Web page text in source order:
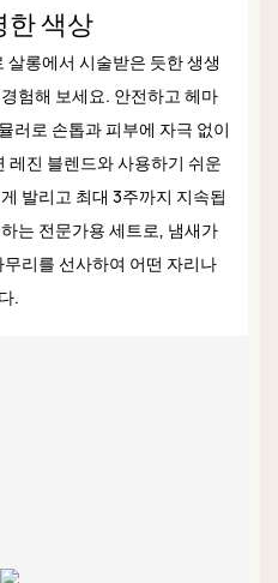
한 색상
살롱에서 시술받은 듯한 생생
험해 보세요. 안전하고 헤마
러로 손톱과 피부에 자극 없이
레진 블렌드와 사용하기 쉬운
발리고 최대 3주까지 지속됩
는 전문가용 세트로, 냄새가
리를 선사하여 어떤 자리나
.